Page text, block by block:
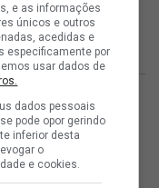
e as informações
únicos e outros
acedidas e
especificamente por
usar dados de
dados pessoais
pode opor gerindo
inferior desta
o
e cookies.